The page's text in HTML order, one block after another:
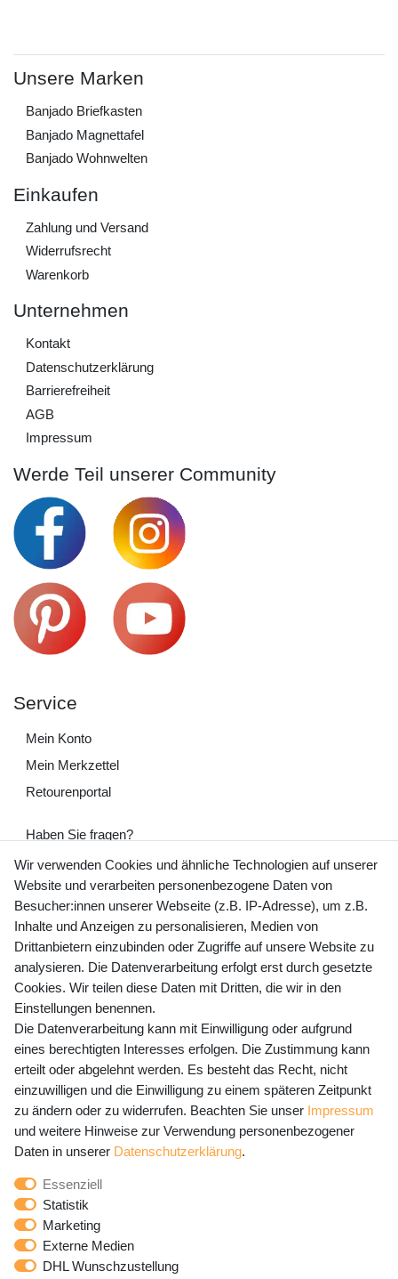
Unsere Marken
Banjado Briefkasten
Banjado Magnettafel
Banjado Wohnwelten
Einkaufen
Zahlung und Versand
Widerrufs­recht
Warenkorb
Unternehmen
Kontakt
Daten­schutz­erklärung
Barrierefreiheit
AGB
Impressum
Werde Teil unserer Community
Service
Mein Konto
Mein Merkzettel
Retourenportal
Haben Sie fragen?
+49 (0) 35243 460 400
Mo-Fr 9-15 Uhr
shop@banjado.com
Preisangaben inkl. gesetzl. MwSt. und zzgl. Service- und
Versandkosten
Newsletter Anmeldung - Keine Angebote
mehr verpassen!
E-MAIL **
Newsletter
Honig
Hiermit bestätige ich, dass ich die
gelesen habe. Meine Einwilligung kann ich jederzeit
widerrufen.**
Wir verwenden Cookies und ähnliche Technologien auf unserer
Website und verarbeiten personenbezogene Daten von
Besucher:innen unserer Webseite (z.B. IP-Adresse), um z.B.
Inhalte und Anzeigen zu personalisieren, Medien von
Drittanbietern einzubinden oder Zugriffe auf unsere Website zu
analysieren. Die Datenverarbeitung erfolgt erst durch gesetzte
Cookies. Wir teilen diese Daten mit Dritten, die wir in den
Einstellungen benennen.
Die Datenverarbeitung kann mit Einwilligung oder aufgrund
eines berechtigten Interesses erfolgen. Die Zustimmung kann
erteilt oder abgelehnt werden. Es besteht das Recht, nicht
einzuwilligen und die Einwilligung zu einem späteren Zeitpunkt
zu ändern oder zu widerrufen. Beachten Sie unser Impressum
und weitere Hinweise zur Verwendung personenbezogener
Daten in unserer Daten­schutz­erklärung.
Essenziell
Statistik
Marketing
Externe Medien
DHL Wunschzustellung